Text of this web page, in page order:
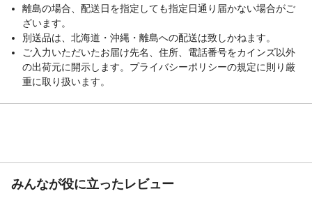
離島の場合、配送日を指定しても指定日通り届かない場合がご
ざいます。
別送品は、北海道・沖縄・離島への配送は致しかねます。
ご入力いただいたお届け先名、住所、電話番号をカインズ以外
の出荷元に開示します。プライバシーポリシーの規定に則り厳
重に取り扱います。
みんなが役に立ったレビュー